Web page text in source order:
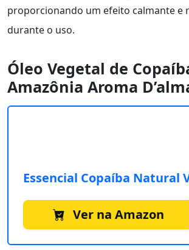
proporcionando um efeito calmante e
durante o uso.
Óleo Vegetal de
Amazônia Aroma
Essencial Copaíba Natural
Ver na Amazon